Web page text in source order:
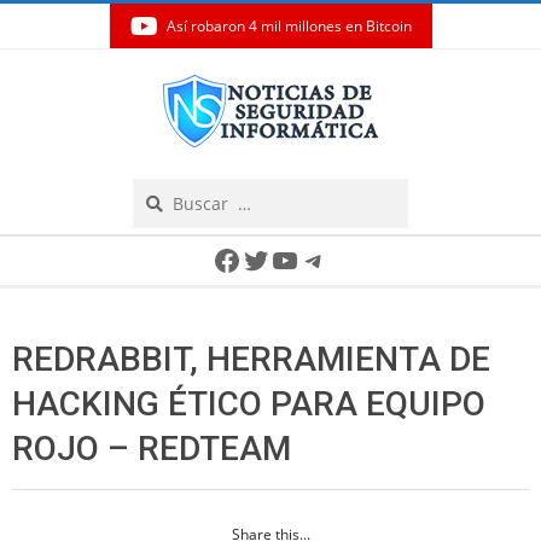
Así robaron 4 mil millones en Bitcoin
Facebook
Twitter
YouTube
Telegram
REDRABBIT, HERRAMIENTA DE
HACKING ÉTICO PARA EQUIPO
ROJO – REDTEAM
Share this...